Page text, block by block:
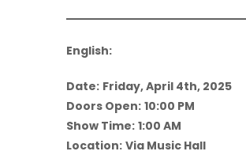
English:
Date: Friday, April 4th, 2025
Doors Open: 10:00 PM
Show Time: 1:00 AM
Location: Via Music Hall